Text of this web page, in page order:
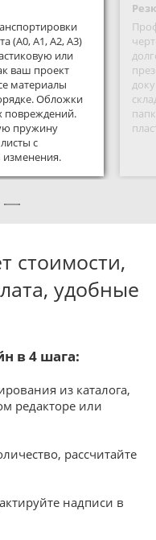
(А0, А1, А2, А3)
или
ваш проект
материалы
Обложки
повреждений.
пружину
с
изменения.
стоимости,
удобные
в 4 шага:
из каталога,
редакторе или
рассчитайте
надписи в